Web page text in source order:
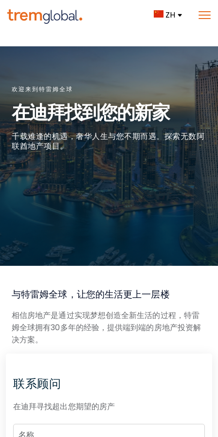
ZH
欢迎来到特雷姆全球
在迪拜找到您的新家
千载难逢的机遇，奢华人生与您不期而遇。探索无数阿
联酋地产项目。
与特雷姆全球，让您的生活更上一层楼
相信房地产是通过实现梦想创造全新生活的过程，特雷
姆全球拥有30多年的经验，提供端到端的房地产投资解
决方案。
联系顾问
在迪拜寻找超出您期望的房产